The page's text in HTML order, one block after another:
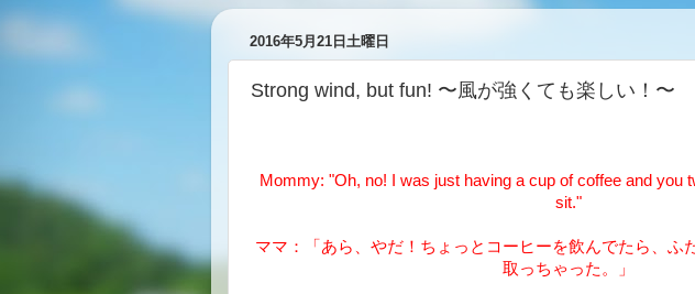
2016年5月21日土曜日
Strong wind, but fun! 〜風が強くても楽しい！〜
Mommy: "Oh, no! I was just having a cup of coffee and you
sit."
ママ：「あら、やだ！ちょっとコーヒーを飲んでたら、ふ
取っちゃった。」